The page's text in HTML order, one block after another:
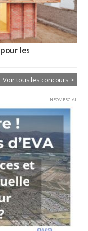
les
Voir tous les concours >
INFOMERCIAL